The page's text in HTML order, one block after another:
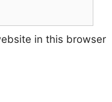
in this browser